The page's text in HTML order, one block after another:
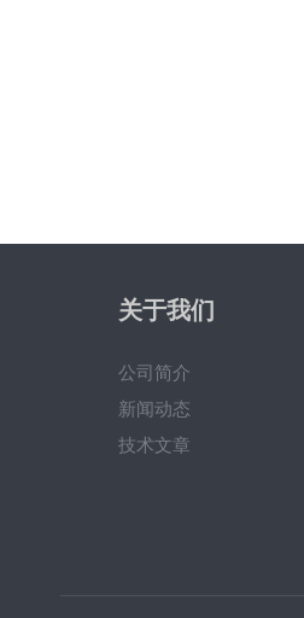
关于我们
公司简介
新闻动态
技术文章